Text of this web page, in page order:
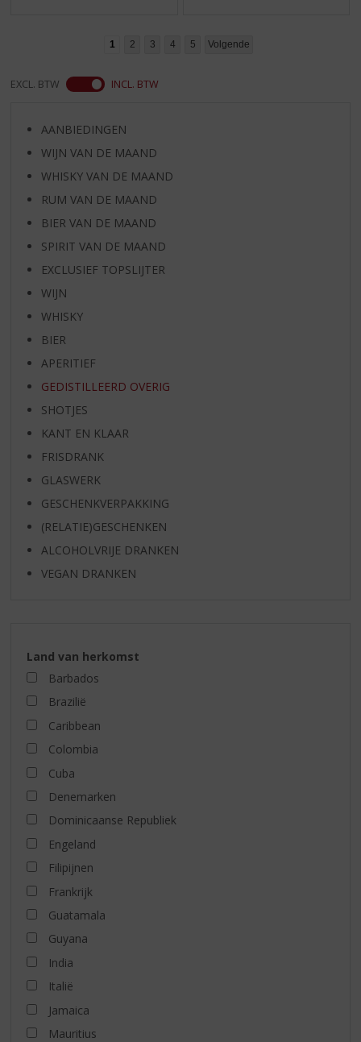
1 2 3 4 5 Volgende
EXCL. BTW INCL. BTW
AANBIEDINGEN
WIJN VAN DE MAAND
WHISKY VAN DE MAAND
RUM VAN DE MAAND
BIER VAN DE MAAND
SPIRIT VAN DE MAAND
EXCLUSIEF TOPSLIJTER
WIJN
WHISKY
BIER
APERITIEF
GEDISTILLEERD OVERIG
SHOTJES
KANT EN KLAAR
FRISDRANK
GLASWERK
GESCHENKVERPAKKING
(RELATIE)GESCHENKEN
ALCOHOLVRIJE DRANKEN
VEGAN DRANKEN
Land van herkomst
Barbados
Brazilië
Caribbean
Colombia
Cuba
Denemarken
Dominicaanse Republiek
Engeland
Filipijnen
Frankrijk
Guatamala
Guyana
India
Italië
Jamaica
Mauritius